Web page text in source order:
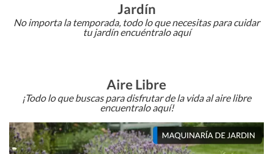
Jardín
No importa la temporada, todo lo que necesitas para cuidar
tu jardín encuéntralo aquí
Aire Libre
¡Todo lo que buscas para disfrutar de la vida al aire libre
encuentralo aquí!